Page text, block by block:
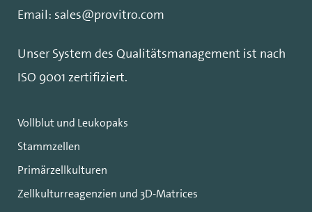
Email: sales@provitro.com
Unser System des Qualitätsmanagement ist nach
ISO 9001 zertifiziert.
Vollblut und Leukopaks
Stammzellen
Primärzellkulturen
Zellkulturreagenzien und 3D-Matrices